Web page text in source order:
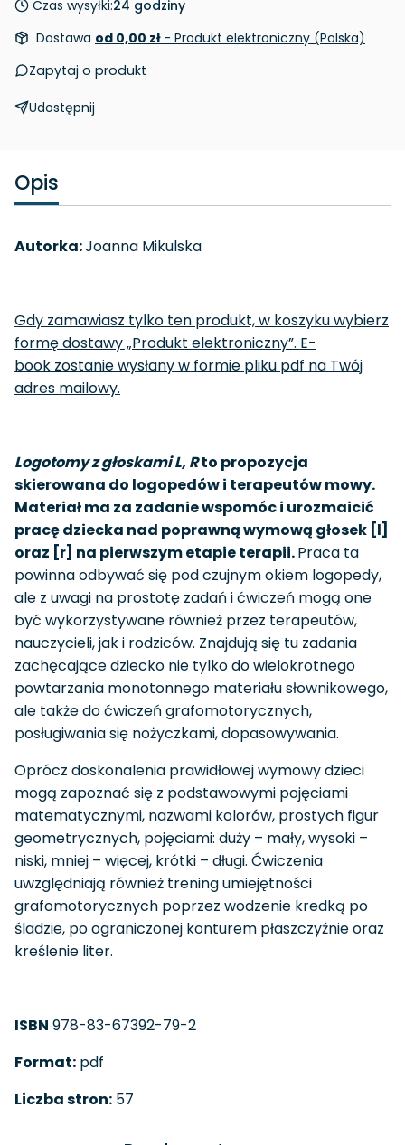
Czas wysyłki:24 godziny
Dostawa od 0,00 zł - Produkt elektroniczny (Polska)
Zapytaj o produkt
Udostępnij
Opis
Autorka:Joanna Mikulska
Gdy zamawiasz tylko ten produkt, w koszyku wybierz
formę dostawy „Produkt elektroniczny”. E-
book zostanie wysłany w formie pliku pdf na Twój
adres mailowy.
Logotomy z głoskami L, Rto propozycja
skierowana do logopedów i terapeutów mowy.
Materiał ma za zadanie wspomóc i urozmaicić
pracę dziecka nad poprawną wymową głosek [l]
oraz [r] na pierwszym etapie terapii.Praca ta
powinna odbywać się pod czujnym okiem logopedy,
ale z uwagi na prostotę zadań i ćwiczeń mogą one
być wykorzystywane również przez terapeutów,
nauczycieli, jak i rodziców. Znajdują się tu zadania
zachęcające dziecko nie tylko do wielokrotnego
powtarzania monotonnego materiału słownikowego,
ale także do ćwiczeń grafomotorycznych,
posługiwania się nożyczkami, dopasowywania.
Oprócz doskonalenia prawidłowej wymowy dzieci
mogą zapoznać się z podstawowymi pojęciami
matematycznymi, nazwami kolorów, prostych figur
geometrycznych, pojęciami: duży – mały, wysoki –
niski, mniej – więcej, krótki – długi. Ćwiczenia
uwzględniają również trening umiejętności
grafomotorycznych poprzez wodzenie kredką po
śladzie, po ograniczonej konturem płaszczyźnie oraz
kreślenie liter.
ISBN 978-83-67392-79-2
Format: pdf
Liczba stron: 57